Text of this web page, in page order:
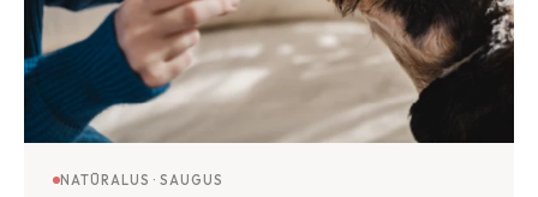
NATŪRALUS · SAUGUS